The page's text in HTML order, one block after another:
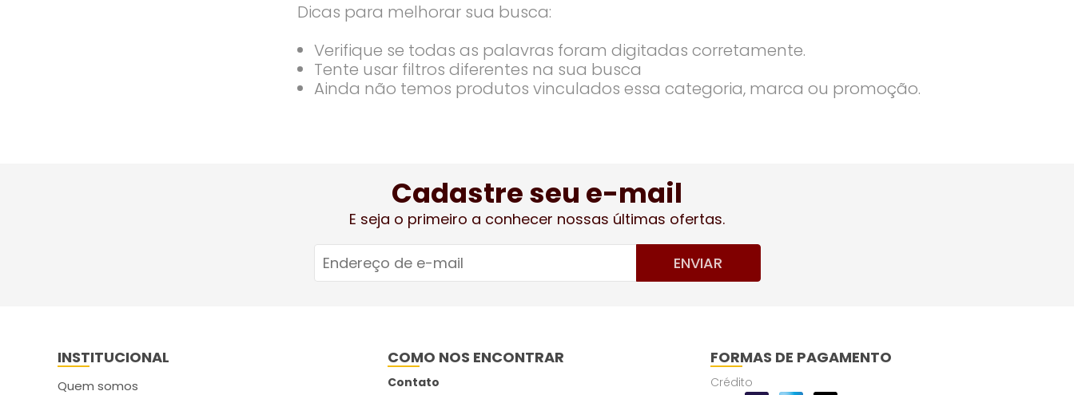
Dicas para melhorar sua busca:
Verifique se todas as palavras foram digitadas corretamente.
Tente usar filtros diferentes na sua busca
Ainda não temos produtos vinculados essa categoria, marca ou promoção.
Cadastre seu e-mail
E seja o primeiro a conhecer nossas últimas ofertas.
ENVIAR
INSTITUCIONAL
Quem somos
COMO NOS ENCONTRAR
Contato
FORMAS DE PAGAMENTO
Crédito